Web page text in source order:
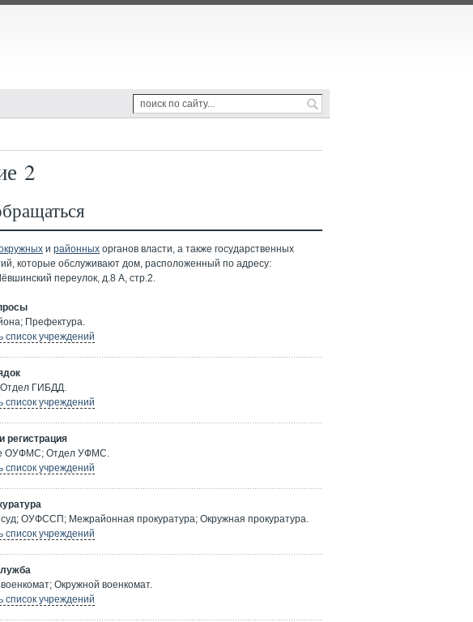
2
и районных органов власти, а также государственных
которые обслуживают дом, расположенный по адресу:
переулок, д.8 А, стр.2.
Префектура.
список учреждений
ГИБДД.
список учреждений
регистрация
ОУФМС; Отдел УФМС.
список учреждений
ОУФССП; Межрайонная прокуратура; Окружная прокуратура.
список учреждений
Окружной военкомат.
список учреждений